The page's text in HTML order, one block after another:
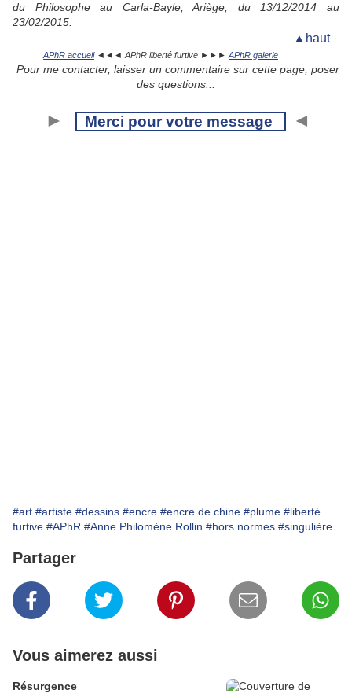
du Philosopheau Carla-Bayle, Ariège, du 13/12/2014 au
23/02/2015.
▲haut
APhR accueil◄◄◄ APhR liberté furtive ►►► APhR galerie
Pour me contacter, laisser un commentaire sur cette page, poser
des questions...
► Merci pour votre message ◄
#art #artiste #dessins #encre #encre de chine #plume #liberté
furtive #APhR #Anne Philomène Rollin #hors normes #singulière
Partager
Vous aimerez aussi
Résurgence